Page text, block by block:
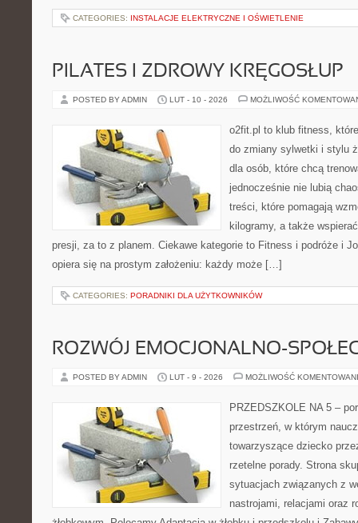
CATEGORIES: INSTALACJE ELEKTRYCZNE I OŚWIETLENIE
PILATES I ZDROWY KRĘGOSŁUP
POSTED BY ADMIN LUT - 10 - 2026 MOŻLIWOŚĆ
o2fit.pl to klub fitness,
do zmiany sylwetki i stylu
dla osób, które chcą
jednocześnie nie lubią
treści, które pomagają
kilogramy, a także
presji, za to z planem. Ciekawe kategorie to Fitness i podróże i
opiera się na prostym założeniu: każdy może […]
CATEGORIES: PORADNIKI DLA UŻYTKOWNIKÓW
ROZWÓJ EMOCJONALNO-
POSTED BY ADMIN LUT - 9 - 2026 MOŻLIWOŚĆ
PRZEDSZKOLE NA 5 –
przestrzeń, w którym
towarzyszące dziecko
rzetelne porady. Strona
sytuacjach związanych z
nastrojami, relacjami oraz